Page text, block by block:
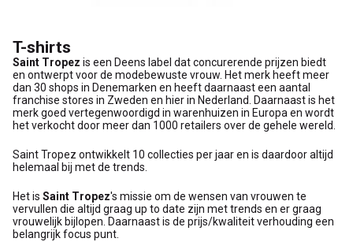
T-shirts
Saint Tropez is een Deens label dat concurerende prijzen biedt
en ontwerpt voor de modebewuste vrouw. Het merk heeft meer
dan 30 shops in Denemarken en heeft daarnaast een aantal
franchise stores in Zweden en hier in Nederland. Daarnaast is het
merk goed vertegenwoordigd in warenhuizen in Europa en wordt
het verkocht door meer dan 1000 retailers over de gehele wereld.
Saint Tropez ontwikkelt 10 collecties per jaar en is daardoor altijd
helemaal bij met de trends.
Het is Saint Tropez's missie om de wensen van vrouwen te
vervullen die altijd graag up to date zijn met trends en er graag
vrouwelijk bijlopen. Daarnaast is de prijs/kwaliteit verhouding een
belangrijk focus punt.